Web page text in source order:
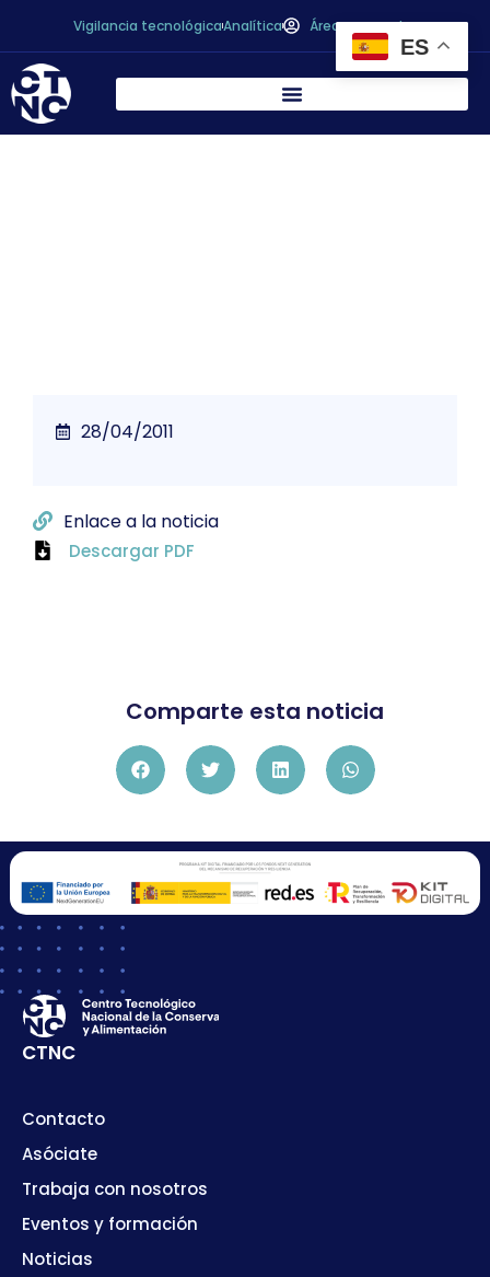
Vigilancia tecnológicaAnalítica Área personal
28/04/2011
Enlace a la noticia
Descargar PDF
Comparte esta noticia
CTNC
Contacto
Asóciate
Trabaja con nosotros
Eventos y formación
Noticias
ES